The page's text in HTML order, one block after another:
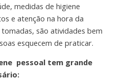
medidas de higiene
e atenção na hora da
são atividades bem
esquecem de praticar.
pessoal tem grande